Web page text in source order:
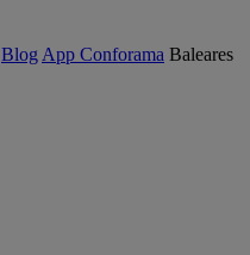
Blog App Conforama Baleares